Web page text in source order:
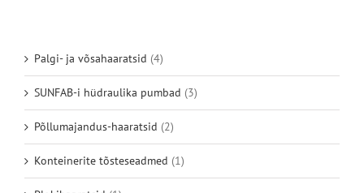
Palgi- ja võsahaaratsid (4)
SUNFAB-i hüdraulika pumbad (3)
Põllumajandus-haaratsid (2)
Konteinerite tõsteseadmed (1)